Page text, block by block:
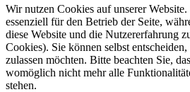
Wir nutzen Cookies auf unserer
essenziell für den Betrieb der Seite,
diese Website und die Nutzererfahrung
Cookies). Sie können selbst
zulassen möchten. Bitte beachten Sie,
womöglich nicht mehr alle
stehen.